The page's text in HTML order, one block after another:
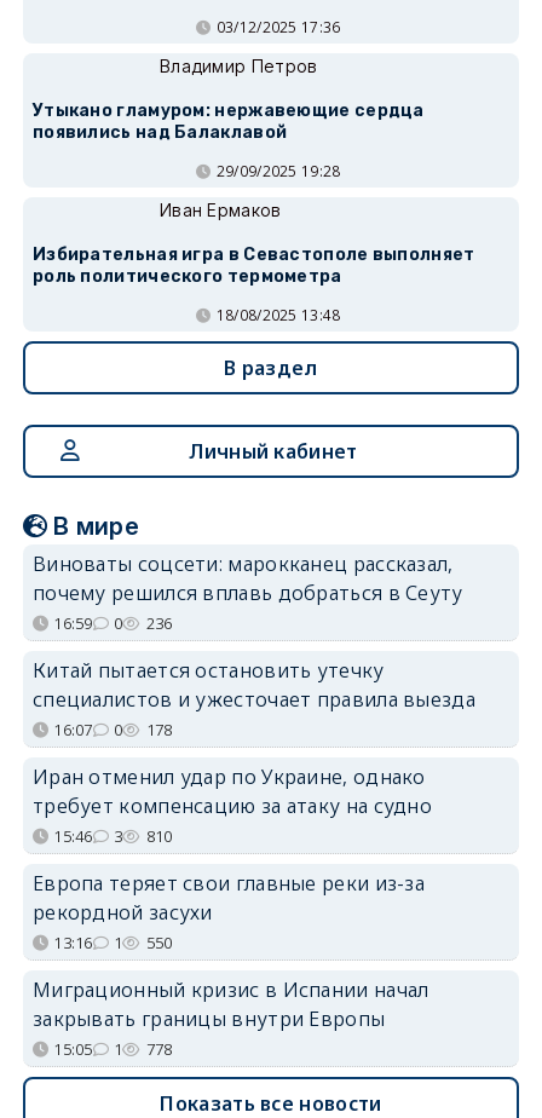
03/12/2025 17:36
Владимир Петров
Утыкано гламуром: нержавеющие сердца
появились над Балаклавой
29/09/2025 19:28
Иван Ермаков
Избирательная игра в Севастополе выполняет
роль политического термометра
18/08/2025 13:48
В раздел
Личный кабинет
В мире
Виноваты соцсети: марокканец рассказал,
почему решился вплавь добраться в Сеуту
16:59 0 236
Китай пытается остановить утечку
специалистов и ужесточает правила выезда
16:07 0 178
Иран отменил удар по Украине, однако
требует компенсацию за атаку на судно
15:46 3 810
Европа теряет свои главные реки из-за
рекордной засухи
13:16 1 550
Миграционный кризис в Испании начал
закрывать границы внутри Европы
15:05 1 778
Показать все новости